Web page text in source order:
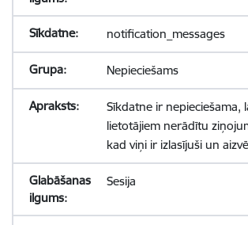
notification_messages
Nepieciešams
Sīkdatne ir nepieciešama,
lietotājiem nerādītu
kad viņi ir izlasījuši un
Sesija